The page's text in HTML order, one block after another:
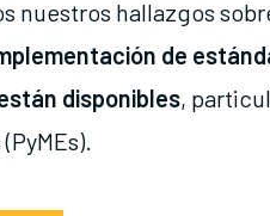
nuestros hallazgos
de
disponibles,